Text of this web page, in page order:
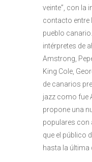
veinte”, con la
contacto entre
pueblo
intérpretes de
Amstrong,
King Cole,
de canarios
jazz como fue
propone una
populares con
que el público
hasta la última